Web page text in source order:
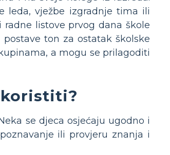
leda, vježbe izgradnje tima ili
listove prvog dana škole
ton za ostatak školske
a mogu se prilagoditi
se djeca osjećaju ugodno i
ili provjeru znanja i